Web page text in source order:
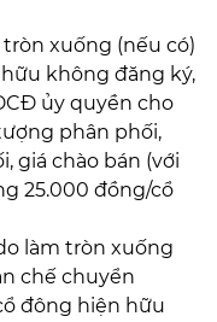
xuống (nếu có)
không đăng ký,
ủy quyền cho
phân phối,
giá chào bán (với
25.000 đồng/cổ
làm tròn xuống
chế chuyển
đông hiện hữu